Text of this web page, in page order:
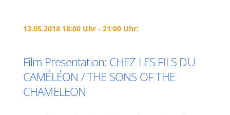
13.05.2018 18:00 Uhr - 21:00 Uhr:
Film Presentation: CHEZ LES FILS DU
CAMÉLÉON / THE SONS OF THE
CHAMELEON